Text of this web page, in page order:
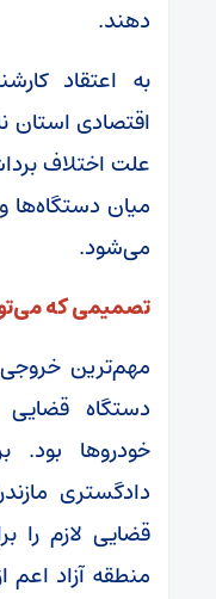
دهند.
به اعتقاد
اقتصادی استان
علت اختلاف
میان دستگاه‌ها
می‌شود.
تصمیمی که
مهم‌ترین
دستگاه
خودروها
دادگستری
قضایی لازم را
منطقه آزاد اعم